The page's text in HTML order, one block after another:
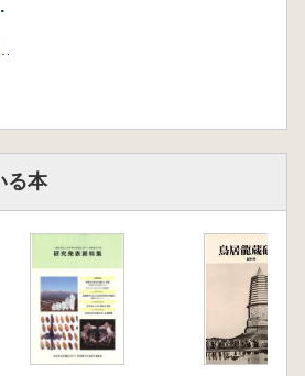
区) 106
遺跡 116
119
122
遺跡 125
128
跡 131
る本